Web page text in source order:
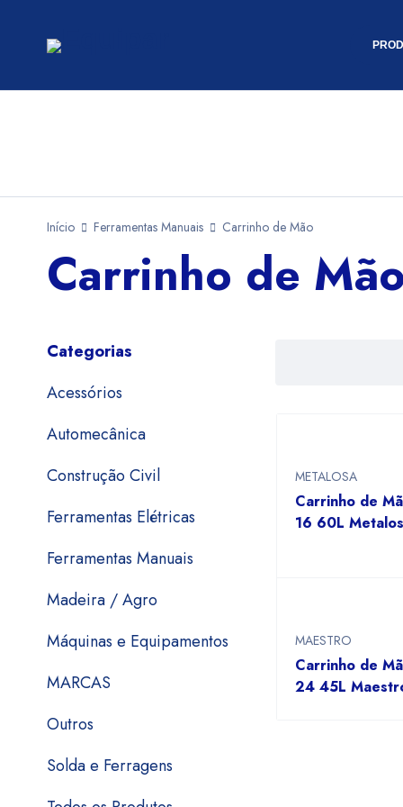
Início Ferramentas Manuais Carrinho de Mão
Carrinho de Mão
Categorias
Acessórios
Automecânica
Construção Civil
Ferramentas Elétricas
Ferramentas Manuais
Madeira / Agro
Máquinas e Equipamentos
MARCAS
Outros
Solda e Ferragens
METALOSA
Carrinho de
16 60L
MAESTRO
Carrinho de
24 45L